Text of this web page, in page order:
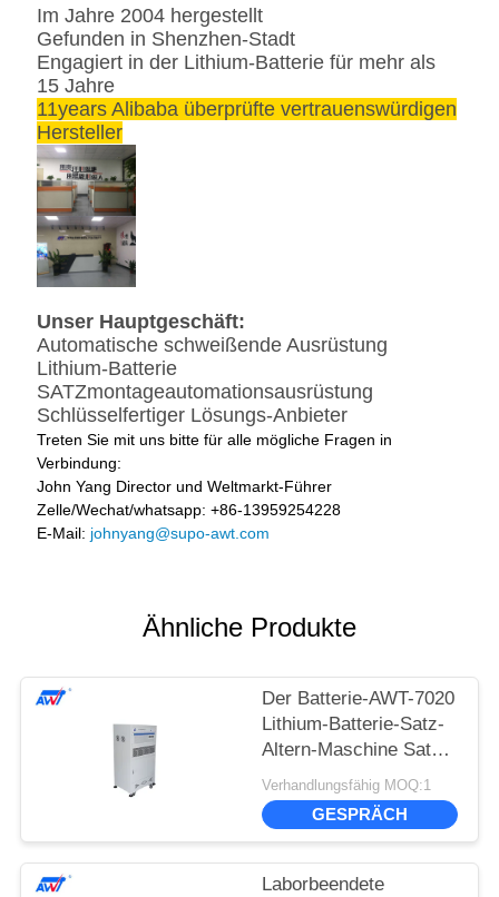
Im Jahre 2004 hergestellt
Gefunden in Shenzhen-Stadt
Engagiert in der Lithium-Batterie für mehr als
15 Jahre
11years Alibaba überprüfte vertrauenswürdigen
Hersteller
Unser Hauptgeschäft:
Automatische schweißende Ausrüstung
Lithium-Batterie
SATZmontageautomationsausrüstung
Schlüsselfertiger Lösungs-Anbieter
Treten Sie mit uns bitte für alle mögliche Fragen in
Verbindung:
John Yang Director und Weltmarkt-Führer
Zelle/Wechat/whatsapp: +86-13959254228
E-Mail: johnyang@supo-awt.com
Ähnliche Produkte
Der Batterie-AWT-7020
Lithium-Batterie-Satz-
Altern-Maschine Satz-
Test-des System-100V
40A
Verhandlungsfähig MOQ:1
GESPRÄCH
Laborbeendete